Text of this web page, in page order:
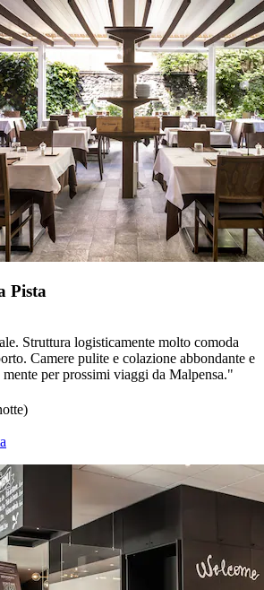
Pista
Struttura logisticamente molto comoda
Camere pulite e colazione abbondante e
mente per prossimi viaggi da Malpensa."